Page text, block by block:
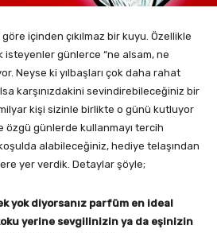
içinden çıkılmaz bir kuyu. Özellikle
isteyenler günlerce “ne alsam, ne
Neyse ki yılbaşları çok daha rahat
karşınızdakini sevindirebileceğiniz bir
kişi sizinle birlikte o günü kutluyor
özgü günlerde kullanmayı tercih
alabileceğiniz, hediye telaşından
yer verdik. Detaylar şöyle;
yok diyorsanız parfüm en ideal
yerine sevgilinizin ya da eşinizin